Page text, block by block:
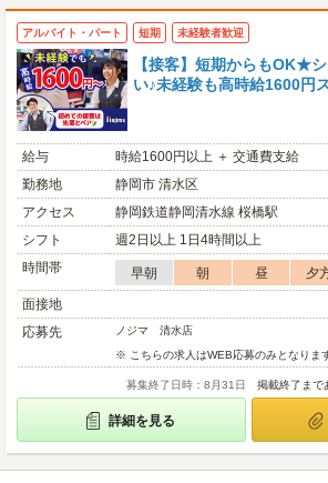
アルバイト・パート 短期 未経験者歓迎
【接客】短期からもOK★
い♪未経験も高時給1600円
給与
時給1600円以上 ＋ 交通費支給
勤務地
静岡市 清水区
アクセス
静岡鉄道静岡清水線 桜橋駅
シフト
週2日以上 1日4時間以上
時間帯
早朝 朝 昼 夕
面接地
応募先
ノジマ 清水店
※ こちらの求人はWEB応募のみとなりま
募集終了日時：8月31日 掲載終了まで
詳細を見る